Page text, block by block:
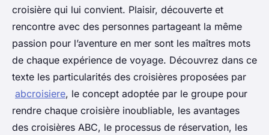
croisière qui lui convient. Plaisir, découverte et
rencontre avec des personnes partageant la même
passion pour l’aventure en mer sont les maîtres mots
de chaque expérience de voyage. Découvrez dans ce
texte les particularités des croisières proposées par
abcroisiere, le concept adoptée par le groupe pour
rendre chaque croisière inoubliable, les avantages
des croisières ABC, le processus de réservation, les